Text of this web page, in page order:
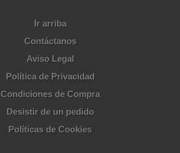
Ir arriba
Contáctanos
Aviso Legal
Política de Privacidad
Condiciones de Compra
Desistir de un pedido
Políticas de Cookies